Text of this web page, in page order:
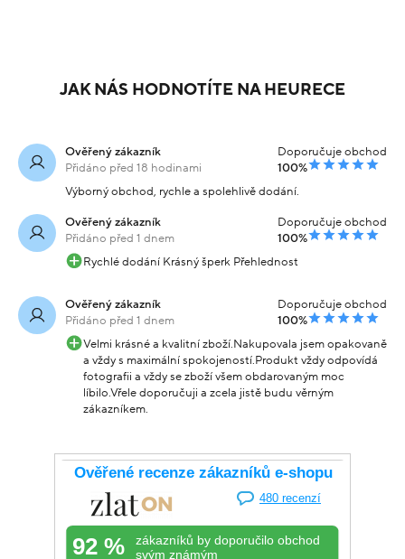
JAK NÁS HODNOTÍTE NA HEURECE
Ověřený zákazník
Přidáno před 18 hodinami
Doporučuje obchod
100%
Výborný obchod, rychle a spolehlivě dodání.
Ověřený zákazník
Přidáno před 1 dnem
Doporučuje obchod
100%
Rychlé dodání Krásný šperk Přehlednost
Ověřený zákazník
Přidáno před 1 dnem
Doporučuje obchod
100%
Velmi krásné a kvalitní zboží.Nakupovala jsem opakovaně
a vždy s maximální spokojeností.Produkt vždy odpovídá
fotografii a vždy se zboží všem obdarovaným moc
líbilo.Vřele doporučuji a zcela jistě budu věrným
zákazníkem.